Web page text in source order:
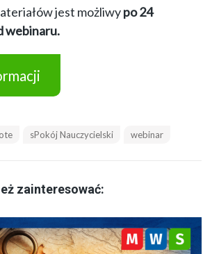
jest możliwypo 24
webinaru.
sPokój Nauczycielski webinar
zainteresować: